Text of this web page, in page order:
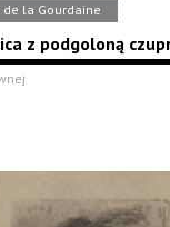
de la Gourdaine
z podgoloną